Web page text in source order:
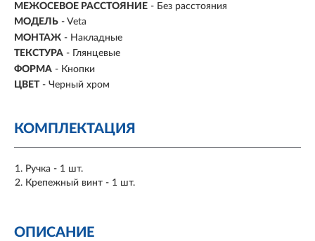
МЕЖОСЕВОЕ РАССТОЯНИЕ - Без расстояния
МОДЕЛЬ - Veta
МОНТАЖ - Накладные
ТЕКСТУРА - Глянцевые
ФОРМА - Кнопки
ЦВЕТ - Черный хром
КОМПЛЕКТАЦИЯ
Ручка - 1 шт.
Крепежный винт - 1 шт.
ОПИСАНИЕ